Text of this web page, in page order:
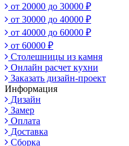
от 20000 до 30000 ₽
от 30000 до 40000 ₽
от 40000 до 60000 ₽
от 60000 ₽
Столешницы из камня
Онлайн расчет кухни
Заказать дизайн-проект
Информация
Дизайн
Замер
Оплата
Доставка
Сборка